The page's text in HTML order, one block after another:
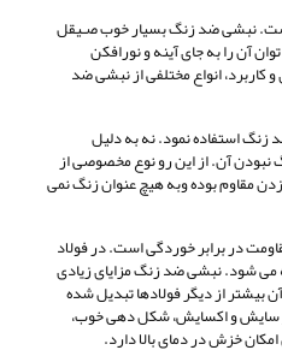
نبشی ضد زنگ بسیار خوب صـیقل
آن را به جای آینه و نورافکن
کاربرد، انواع مختلفی از نبشی ضد
زنگ استفاده نمود. نه به دلیل
نبودن آن. از این رو نوع مخصوصی از
مقاوم بوده وبه هیچ عنوان زنگ نمی
در برابر خوردگی است. در فولاد
شود. نبشی ضد زنگ مزایای زیادی
از دیگر فولادها تبدیل شده
سایش و اکسایش، شکل دهی خوب،
خزش در دمای بالا دارد.